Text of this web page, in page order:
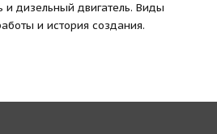
и дизельный двигатель. Виды
и история создания.